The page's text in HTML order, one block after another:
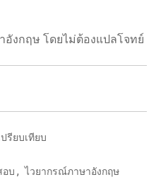
งกฤษ โดยไม่ต้องแปลโจทย์
ปรียบเทียบ
อบ , ไวยากรณ์ภาษาอังกฤษ